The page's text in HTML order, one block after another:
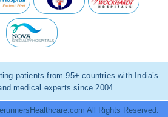
patients from 95+ countries with India’s
medical experts since 2004.
All Rights Reserved.